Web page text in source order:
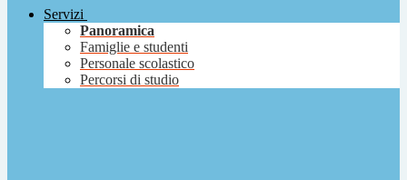
Servizi
Panoramica
Famiglie e studenti
Personale scolastico
Percorsi di studio